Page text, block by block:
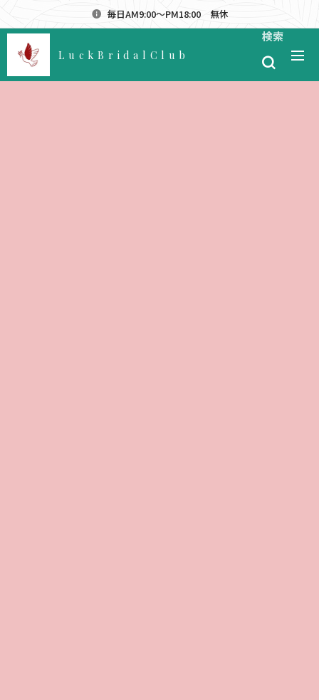
毎日AM9:00～PM18:00 無休
LuckBridalClub
検索